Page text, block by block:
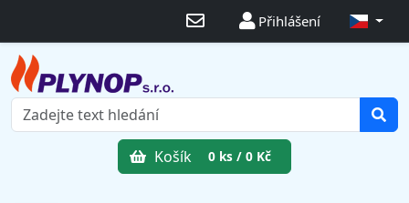
Přihlášení
Košík 0 ks / 0 Kč